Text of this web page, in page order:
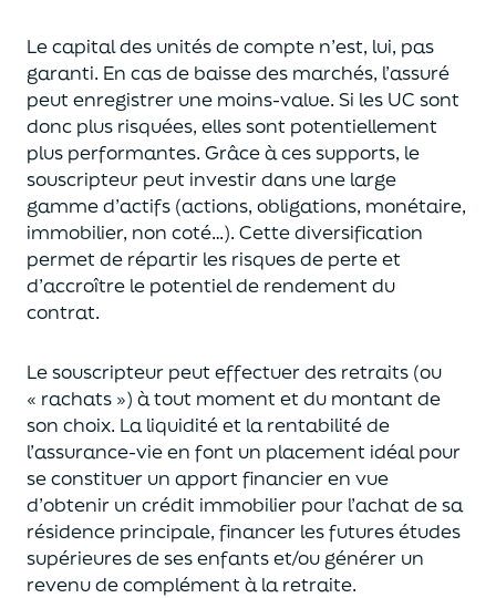
Le capital des unités de compte n’est, lui, pas
garanti. En casde baisse des marchés, l’assuré
peut enregistrer une moins-value. Si les UC sont
donc plus risquées, elles sont potentiellement
plus performantes. Grâce à ces supports, le
souscripteur peut investir dans une large
gamme d’actifs (actions, obligations, monétaire,
immobilier, non coté…). Cette diversification
permet de répartir les risques de perte et
d’accroître le potentielde rendement du
contrat.
Le souscripteur peut effectuer des retraits (ou
« rachats ») à tout moment et du montant de
son choix. Laliquiditéet la rentabilité de
l’assurance-vie en font un placement idéal pour
se constituer un apport financier en vue
d’obtenir un crédit immobilier pour l’achat desa
résidence principale, financer les futures études
supérieures de ses enfantset/ou générer un
revenu de complément à la retraite.